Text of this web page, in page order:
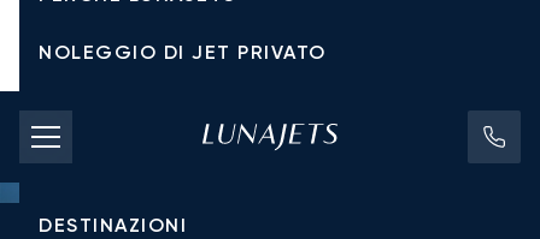
NOLEGGIO DI JET PRIVATO
TARIFFE DI NOLEGGIO
JET PRIVATI
DESTINAZIONI